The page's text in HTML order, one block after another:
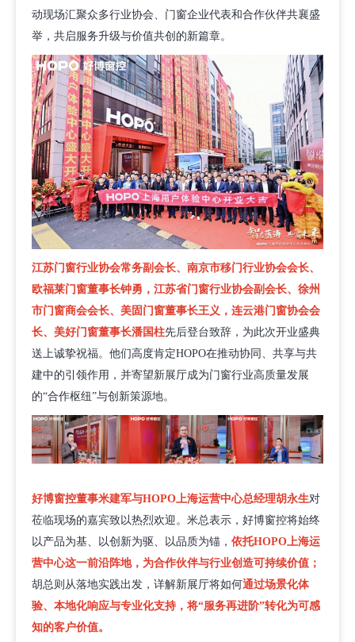
动现场汇聚众多行业协会、门窗企业代表和合作伙伴共襄盛
举，共启服务升级与价值共创的新篇章。
江苏门窗行业协会常务副会长、南京市移门行业协会会长、
欧福莱门窗董事长钟勇，江苏省门窗行业协会副会长、徐州
市门窗商会会长、美固门窗董事长王义，连云港门窗协会会
长、美好门窗董事长潘国柱先后登台致辞，为此次开业盛典
送上诚挚祝福。他们高度肯定HOPO在推动协同、共享与共
建中的引领作用，并寄望新展厅成为门窗行业高质量发展
的“合作枢纽”与创新策源地。
好博窗控董事米建军与HOPO上海运营中心总经理胡永生对
莅临现场的嘉宾致以热烈欢迎。米总表示，好博窗控将始终
以产品为基、以创新为驱、以品质为锚， 依托HOPO上海运
营中心这一前沿阵地，为合作伙伴与行业创造可持续价值；
胡总则从落地实践出发，详解新展厅将如何通过场景化体
验、本地化响应与专业化支持，将“服务再进阶”转化为可感
知的客户价值。